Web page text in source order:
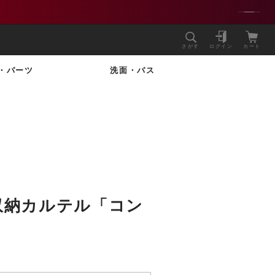
さがす ログイン カート
パーツ 洗面・バス
カルテル「コン